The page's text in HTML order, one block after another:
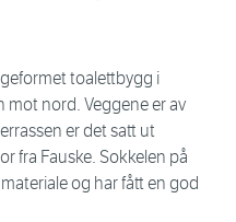
toalettbygg i
nord. Veggene er av
er det satt ut
fra Fauske. Sokkelen på
og har fått en god